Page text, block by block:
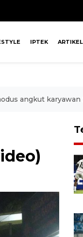
IPTEK ARTIKEL
angkut karyawan